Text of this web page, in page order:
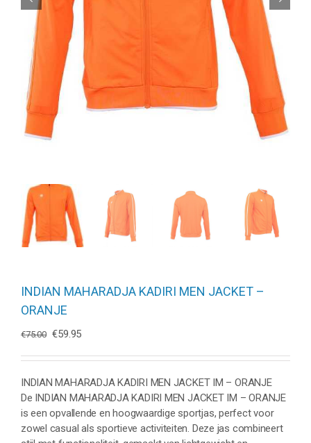
INDIAN MAHARADJA KADIRI MEN JACKET –
ORANJE
€75.00 Oorspronkelijke
was:
€75.00.
€59.95Huidige
is:
€59.95.
INDIAN MAHARADJA KADIRI MEN JACKET IM – ORANJE
De INDIAN MAHARADJA KADIRI MEN JACKET IM – ORANJE
is een opvallende en hoogwaardige sportjas, perfect voor
zowel casual als sportieve activiteiten. Deze jas combineert